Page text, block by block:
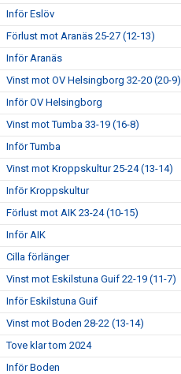
Inför Eslöv
Förlust mot Aranäs 25-27 (12-13)
Inför Aranäs
Vinst mot OV Helsingborg 32-20 (20-9)
Inför OV Helsingborg
Vinst mot Tumba 33-19 (16-8)
Inför Tumba
Vinst mot Kroppskultur 25-24 (13-14)
Inför Kroppskultur
Förlust mot AIK 23-24 (10-15)
Inför AIK
Cilla förlänger
Vinst mot Eskilstuna Guif 22-19 (11-7)
Inför Eskilstuna Guif
Vinst mot Boden 28-22 (13-14)
Tove klar tom 2024
Inför Boden